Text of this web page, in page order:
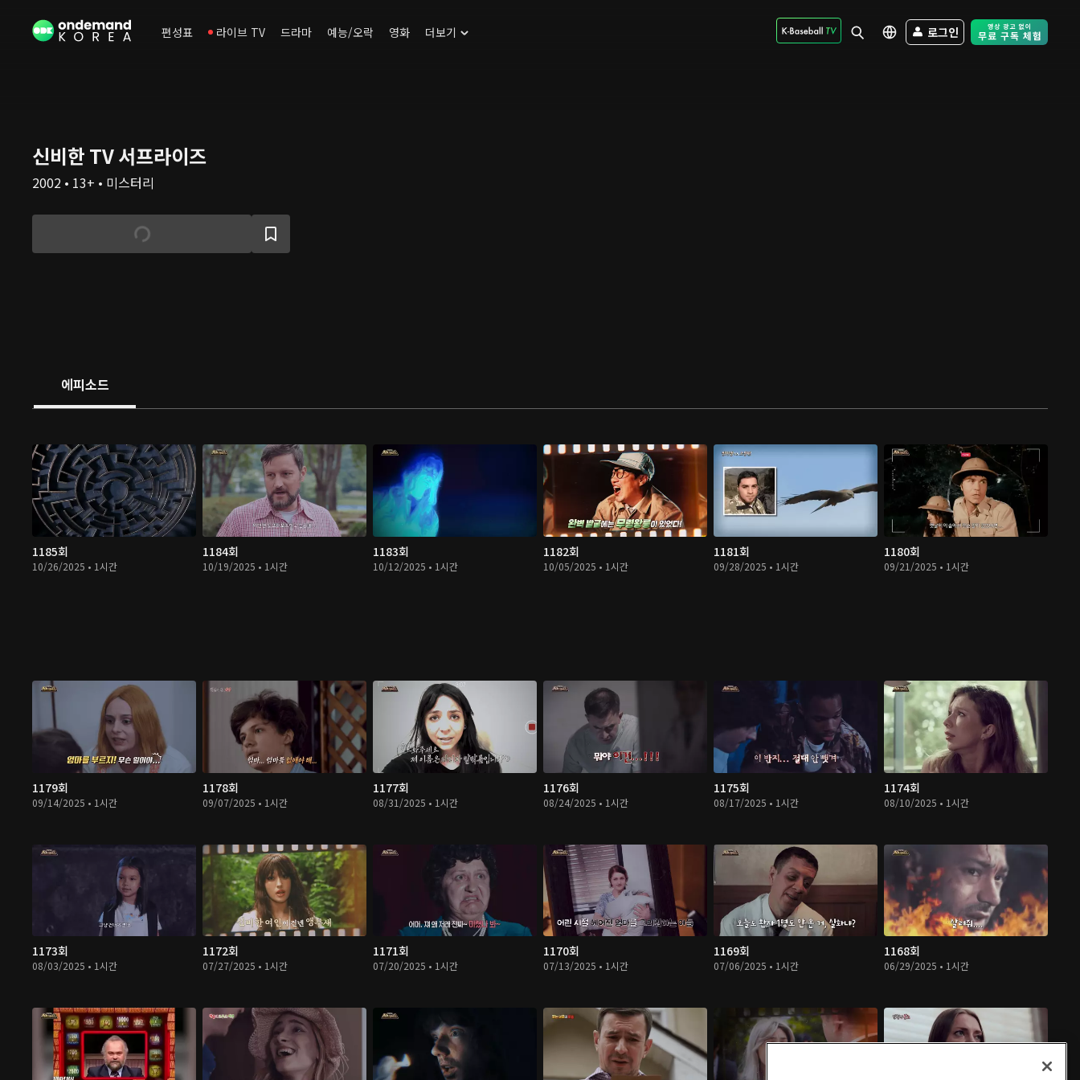
편성표 라이브 TV 드라마 예능/오락 영화 더보기 로그인 Free Trial -
신비한 TV 서프라이즈
2002 • 13+ • 미스터리
에피소드
1185회
10/26/2025 • 1시간
1184회
10/19/2025 • 1시간
1183회
10/12/2025 • 1시간
1182회
10/05/2025 • 1시간
1181회
09/28/2025 • 1시간
1180회
09/21/2025 • 1시간
1179회
09/14/2025 • 1시간
1178회
09/07/2025 • 1시간
1177회
08/31/2025 • 1시간
1176회
08/24/2025 • 1시간
1175회
08/17/2025 • 1시간
1174회
08/10/2025 • 1시간
1173회
08/03/2025 • 1시간
1172회
07/27/2025 • 1시간
1171회
07/20/2025 • 1시간
1170회
07/13/2025 • 1시간
1169회
07/06/2025 • 1시간
1168회
06/29/2025 • 1시간